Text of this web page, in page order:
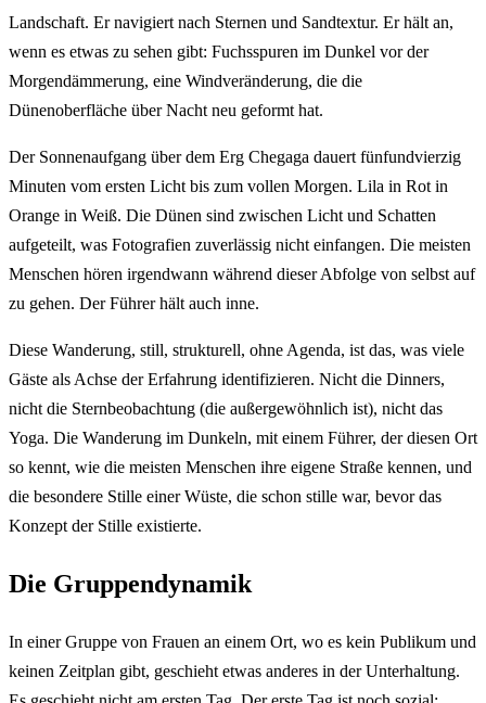
Landschaft. Er navigiert nach Sternen und Sandtextur. Er hält an,
wenn es etwas zu sehen gibt: Fuchsspuren im Dunkel vor der
Morgendämmerung, eine Windveränderung, die die
Dünenoberfläche über Nacht neu geformt hat.
Der Sonnenaufgang über dem Erg Chegaga dauert fünfundvierzig
Minuten vom ersten Licht bis zum vollen Morgen. Lila in Rot in
Orange in Weiß. Die Dünen sind zwischen Licht und Schatten
aufgeteilt, was Fotografien zuverlässig nicht einfangen. Die meisten
Menschen hören irgendwann während dieser Abfolge von selbst auf
zu gehen. Der Führer hält auch inne.
Diese Wanderung, still, strukturell, ohne Agenda, ist das, was viele
Gäste als Achse der Erfahrung identifizieren. Nicht die Dinners,
nicht die Sternbeobachtung (die außergewöhnlich ist), nicht das
Yoga. Die Wanderung im Dunkeln, mit einem Führer, der diesen Ort
so kennt, wie die meisten Menschen ihre eigene Straße kennen, und
die besondere Stille einer Wüste, die schon stille war, bevor das
Konzept der Stille existierte.
Die Gruppendynamik
In einer Gruppe von Frauen an einem Ort, wo es kein Publikum und
keinen Zeitplan gibt, geschieht etwas anderes in der Unterhaltung.